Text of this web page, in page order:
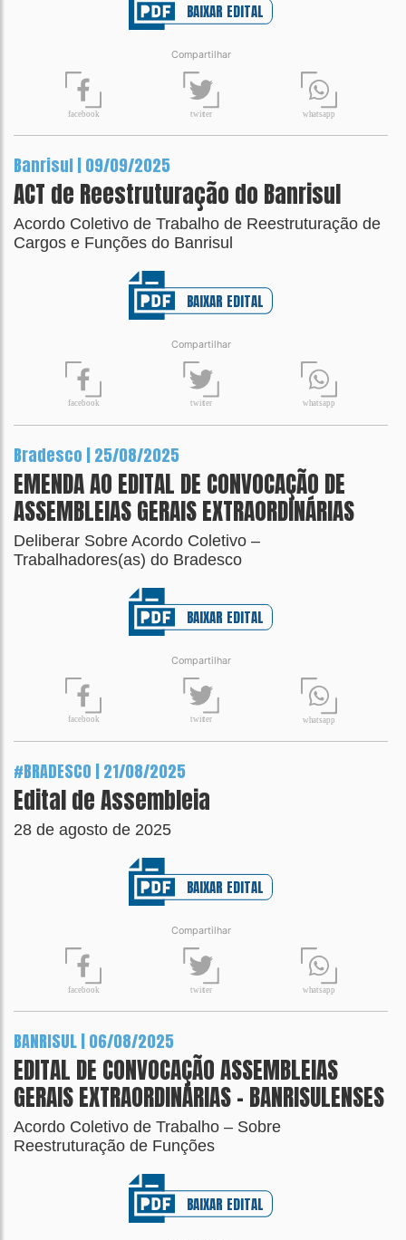
BAIXAR EDITAL
Compartilhar
facebook twitter whatsapp
Banrisul | 09/09/2025
ACT de Reestruturação do Banrisul
Acordo Coletivo de Trabalho de Reestruturação de
Cargos e Funções do Banrisul
BAIXAR EDITAL
Compartilhar
facebook twitter whatsapp
Bradesco | 25/08/2025
EMENDA AO EDITAL DE CONVOCAÇÃO DE
ASSEMBLEIAS GERAIS EXTRAORDINÁRIAS
Deliberar Sobre Acordo Coletivo –
Trabalhadores(as) do Bradesco
BAIXAR EDITAL
Compartilhar
facebook twitter whatsapp
#BRADESCO | 21/08/2025
Edital de Assembleia
28 de agosto de 2025
BAIXAR EDITAL
Compartilhar
facebook twitter whatsapp
BANRISUL | 06/08/2025
EDITAL DE CONVOCAÇÃO ASSEMBLEIAS
GERAIS EXTRAORDINÁRIAS – BANRISULENSES
Acordo Coletivo de Trabalho – Sobre
Reestruturação de Funções
BAIXAR EDITAL